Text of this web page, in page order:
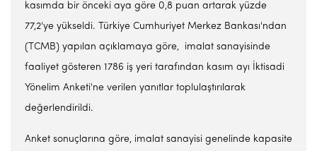
kasımda bir önceki aya göre 0,8 puan artarak yüzde
77,2'ye yükseldi. Türkiye Cumhuriyet Merkez Bankası'ndan
(TCMB) yapılan açıklamaya göre, imalat sanayisinde
faaliyet gösteren 1786 iş yeri tarafından kasım ayı İktisadi
Yönelim Anketi'ne verilen yanıtlar toplulaştırılarak
değerlendirildi.
Anket sonuçlarına göre, imalat sanayisi genelinde kapasite